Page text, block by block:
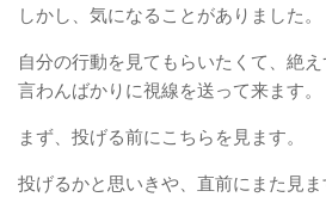
しかし、気になることがありました。
自分の行動を見てもらいたくて、絶
言わんばかりに視線を送って来ます。
まず、投げる前にこちらを見ます。
投げるかと思いきや、直前にまた見ま